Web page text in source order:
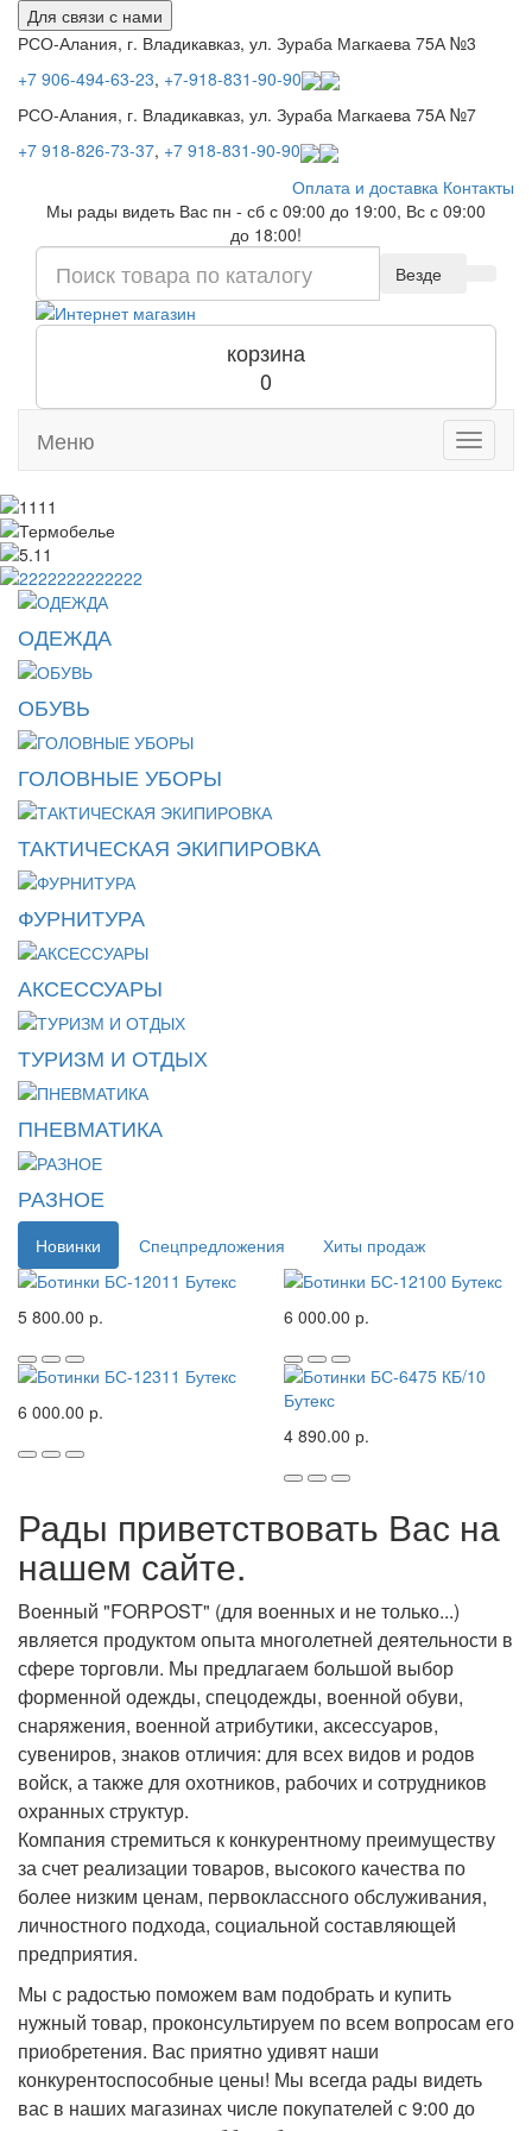
Для связи с нами
РСО-Алания, г. Владикавказ, ул. Зураба Магкаева 75А №3
+7 906-494-63-23, +7-918-831-90-90
РСО-Алания, г. Владикавказ, ул. Зураба Магкаева 75А №7
+7 918-826-73-37, +7 918-831-90-90
Оплата и доставка Контакты
Мы рады видеть Вас пн - сб с 09:00 до 19:00, Вс с 09:00
до 18:00!
Везде
корзина
0
Toggle
Меню
ОДЕЖДА
ОБУВЬ
ГОЛОВНЫЕ УБОРЫ
ТАКТИЧЕСКАЯ ЭКИПИРОВКА
ФУРНИТУРА
АКСЕССУАРЫ
ТУРИЗМ И ОТДЫХ
ПНЕВМАТИКА
РАЗНОЕ
Новинки Спецпредложения Хиты продаж
5 800.00 р. 6 000.00 р.
6 000.00 р.
4 890.00 р.
Рады приветствовать Вас на
нашем сайте.
Военный "FORPOST" (для военных и не только...)
является продуктом опыта многолетней деятельности в
сфере торговли. Мы предлагаем большой выбор
форменной одежды, спецодежды, военной обуви,
снаряжения, военной атрибутики, аксессуаров,
сувениров, знаков отличия: для всех видов и родов
войск, а также для охотников, рабочих и сотрудников
охранных структур.
Компания стремиться к конкурентному преимуществу
за счет реализации товаров, высокого качества по
более низким ценам, первоклассного обслуживания,
личностного подхода, социальной составляющей
предприятия.
Мы с радостью поможем вам подобрать и купить
нужный товар, проконсультируем по всем вопросам его
приобретения. Вас приятно удивят наши
конкурентоспособные цены! Мы всегда рады видеть
вас в наших магазинах числе покупателей с 9:00 до